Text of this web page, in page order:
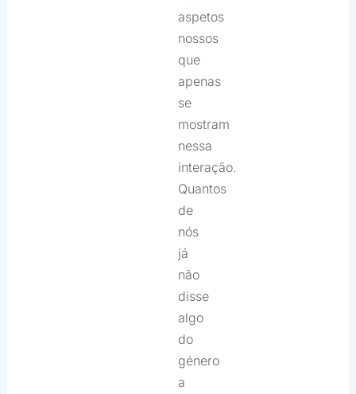
aspetos
nossos
que
apenas
se
mostram
nessa
interação.
Quantos
de
nós
já
não
disse
algo
do
género
a